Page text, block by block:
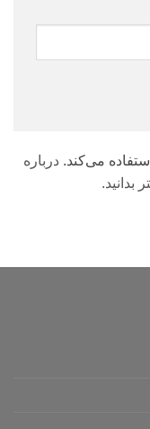
می‌کند. درباره
بدانید.